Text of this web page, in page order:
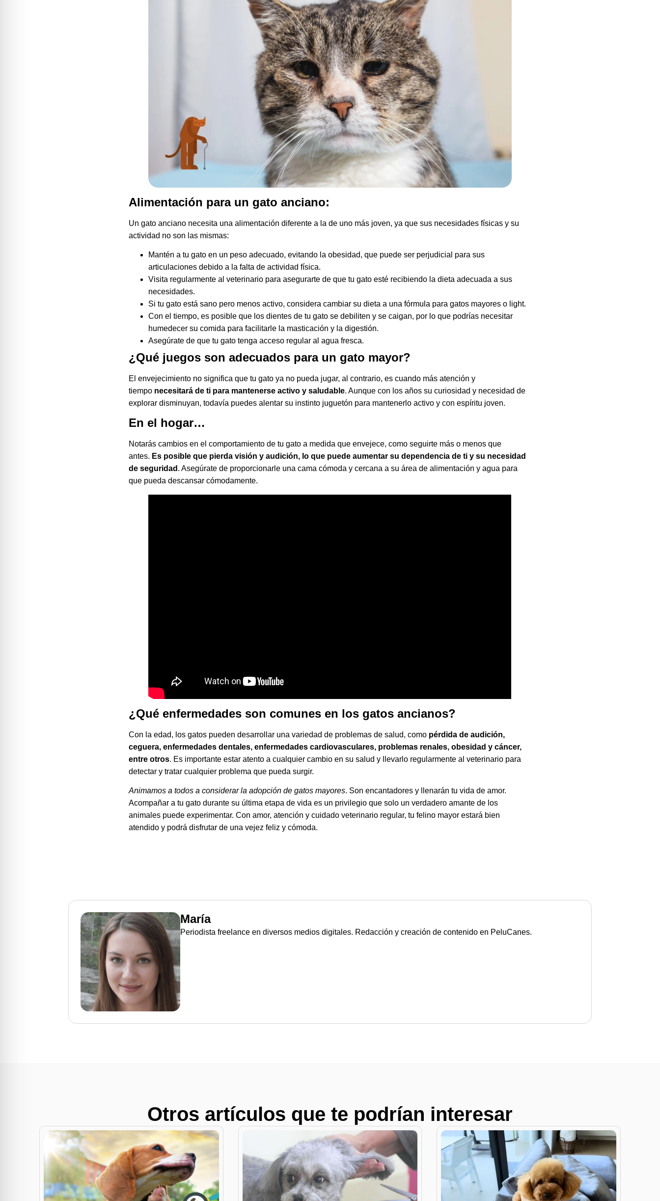
Alimentación para un gato anciano:
Un gato anciano necesita una alimentación diferente a la de uno más joven, ya que sus necesidades físicas y su
actividad no son las mismas:
Mantén a tu gato en un peso adecuado, evitando la obesidad, que puede ser perjudicial para sus
articulaciones debido a la falta de actividad física.
Visita regularmente al veterinario para asegurarte de que tu gato esté recibiendo la dieta adecuada a sus
necesidades.
Si tu gato está sano pero menos activo, considera cambiar su dieta a una fórmula para gatos mayores o light.
Con el tiempo, es posible que los dientes de tu gato se debiliten y se caigan, por lo que podrías necesitar
humedecer su comida para facilitarle la masticación y la digestión.
Asegúrate de que tu gato tenga acceso regular al agua fresca.
¿Qué juegos son adecuados para un gato mayor?
El envejecimiento no significa que tu gato ya no pueda jugar, al contrario, es cuando más atención y
tiempo necesitará de ti para mantenerse activo y saludable. Aunque con los años su curiosidad y necesidad de
explorar disminuyan, todavía puedes alentar su instinto juguetón para mantenerlo activo y con espíritu joven.
En el hogar…
Notarás cambios en el comportamiento de tu gato a medida que envejece, como seguirte más o menos que
antes. Es posible que pierda visión y audición, lo que puede aumentar su dependencia de ti y su necesidad
de seguridad . Asegúrate de proporcionarle una cama cómoda y cercana a su área de alimentación y agua para
que pueda descansar cómodamente.
¿Qué enfermedades son comunes en los gatos ancianos?
Con la edad, los gatos pueden desarrollar una variedad de problemas de salud, como pérdida de audición,
ceguera, enfermedades dentales, enfermedades cardiovasculares, problemas renales, obesidad y cáncer,
entre otros. Es importante estar atento a cualquier cambio en su salud y llevarlo regularmente al veterinario para
detectar y tratar cualquier problema que pueda surgir.
Animamos a todos a considerar la adopción de gatos mayores. Son encantadores y llenarán tu vida de amor.
Acompañar a tu gato durante su última etapa de vida es un privilegio que solo un verdadero amante de los
animales puede experimentar. Con amor, atención y cuidado veterinario regular, tu felino mayor estará bien
atendido y podrá disfrutar de una vejez feliz y cómoda.
María
Periodista freelance en diversos medios digitales. Redacción y creación de contenido en PeluCanes.
Otros artículos que te podrían interesar